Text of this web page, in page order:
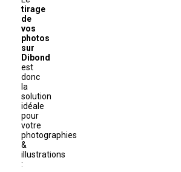
tirage
de
vos
photos
sur
Dibond
est
donc
la
solution
idéale
pour
votre
photographies
&
illustrations
: